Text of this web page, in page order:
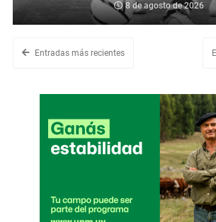
8 de agosto de 2026
Entradas más recientes